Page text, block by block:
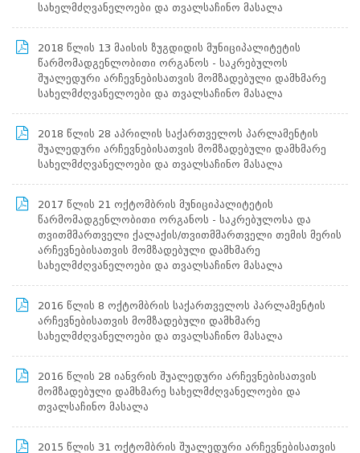
ზოგადი
ინფორმაცია
სტრუქტურა
დებულება
პერსონალურ
მონაცემთა
უსაფრთხოებასთან
დაკავშირებული
ინციდენტების
იდენტიფიცირებისა
რეაგირების
სამოქმედო
გეგმა
ხელმძღვანელების
შესახებ
ინფორმაცია
ელექტრონული
ფოსტის
მისამართი,
ტელეფონის
ნომერი
საჯარო
სახელმძღვანელოები და თვალსაჩინო მასალა
2018 წლის 13 მაისის ზუგდიდის მუნიციპალიტეტის
წარმომადგენლობითი ორგანოს - საკრებულოს
შუალედური არჩევნებისათვის მომზადებული დამხმარე
სახელმძღვანელოები და თვალსაჩინო მასალა
2018 წლის 28 აპრილის საქართველოს პარლამენტის
შუალედური არჩევნებისათვის მომზადებული დამხმარე
სახელმძღვანელოები და თვალსაჩინო მასალა
2017 წლის 21 ოქტომბრის მუნიციპალიტეტის
წარმომადგენლობითი ორგანოს - საკრებულოსა და
თვითმმართველი ქალაქის/თვითმმართველი თემის მერის
არჩევნებისათვის მომზადებული დამხმარე
სახელმძღვანელოები და თვალსაჩინო მასალა
2016 წლის 8 ოქტომბრის საქართველოს პარლამენტის
არჩევნებისათვის მომზადებული დამხმარე
სახელმძღვანელოები და თვალსაჩინო მასალა
2016 წლის 28 იანვრის შუალედური არჩევნებისათვის
მომზადებული დამხმარე სახელმძღვანელოები და
თვალსაჩინო მასალა
2015 წლის 31 ოქტომბრის შუალედური არჩევნებისათვის